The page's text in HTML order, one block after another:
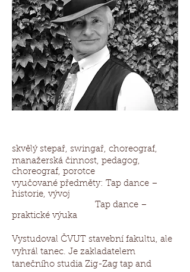
skvělý stepař, swingař, choreograf,
manažerská činnost, pedagog,
choreograf, porotce
vyučované předměty: Tap dance –
historie, vývoj
Tap dance –
praktické výuka
Vystudoval ČVUT stavební fakultu, ale
vyhrál tanec. Je zakladatelem
tanečního studia Zig-Zag tap and